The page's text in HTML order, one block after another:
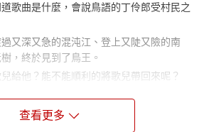
歌曲是什麼，會說鳥語的丁伶郎受村民之
又深又急的混沌江、登上又陡又險的南
，終於見到了鳥王。
給他？能不能順利的將歌兒帶回來呢？
查看更多